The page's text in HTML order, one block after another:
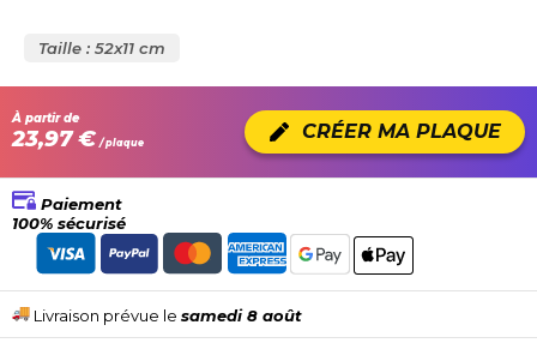
Taille : 52x11 cm
À partir de
23,97 € / plaque CRÉER MA PLAQUE
Paiement
100% sécurisé
Livraison prévue le samedi 8 août